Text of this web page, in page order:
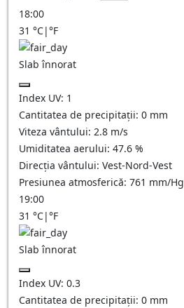
18:00
31 °C|°F
Slab înnorat
Index UV: 1
Cantitatea de precipitații: 0 mm
Viteza vântului: 2.8 m/s
Umiditatea aerului: 47.6 %
Direcția vântului: Vest-Nord-Vest
Presiunea atmosferică: 761 mm/Hg
19:00
31 °C|°F
Slab înnorat
Index UV: 0.3
Cantitatea de precipitații: 0 mm